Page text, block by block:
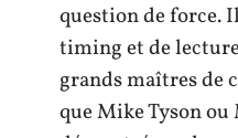
question de force.
timing et de
grands maîtres de
que Mike Tyson